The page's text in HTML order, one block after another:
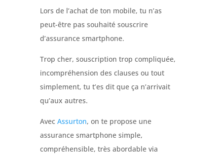
Lors de l’achat de ton mobile, tu n’as
peut-être pas souhaité souscrire
d’assurance smartphone.
Trop cher, souscription trop compliquée,
incompréhension des clauses ou tout
simplement, tu t’es dit que ça n’arrivait
qu’aux autres.
Avec Assurton, on te propose une
assurance smartphone simple,
compréhensible, très abordablevia